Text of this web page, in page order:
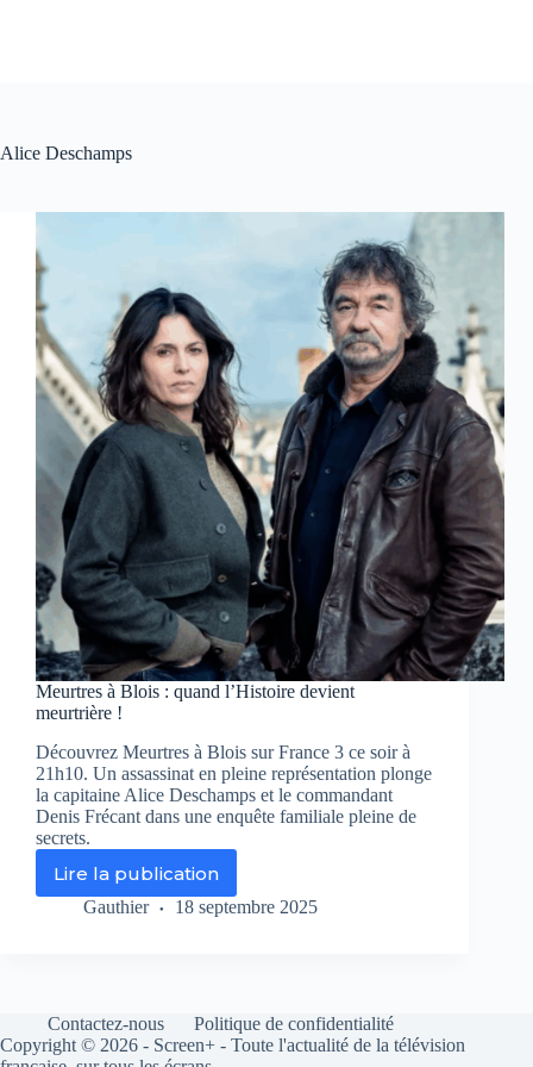
Alice Deschamps
Meurtres à Blois : quand l’Histoire devient
meurtrière !
Découvrez Meurtres à Blois sur France 3 ce soir à
21h10. Un assassinat en pleine représentation plonge
la capitaine Alice Deschamps et le commandant
Denis Frécant dans une enquête familiale pleine de
secrets.
Lire la publication
Meurtres
à
devient
meurtrière
Gauthier 18 septembre 2025
Contactez-nous
Politique de confidentialité
Copyright © 2026 - Screen+ - Toute l'actualité de la télévision